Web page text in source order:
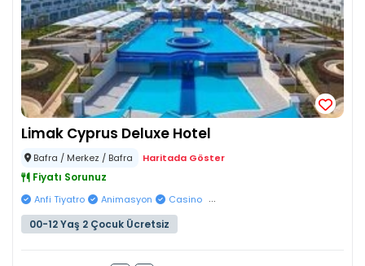
Limak Cyprus Deluxe Hotel
Bafra / Merkez / Bafra Haritada Göster
Fiyatı Sorunuz
Anfi Tiyatro Animasyon Casino ...
00-12 Yaş 2 Çocuk Ücretsiz